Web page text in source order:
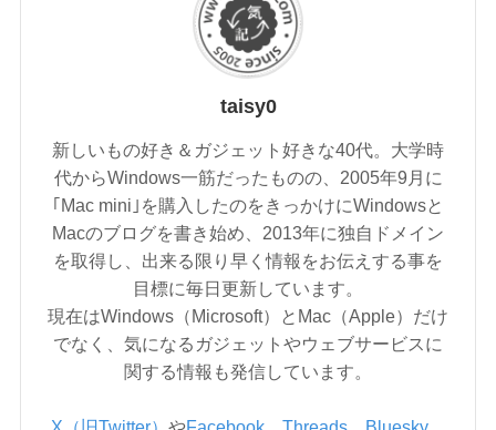
taisy0
新しいもの好き＆ガジェット好きな40代。大学時
代からWindows一筋だったものの、2005年9月に
｢Mac mini｣を購入したのをきっかけにWindowsと
Macのブログを書き始め、2013年に独自ドメイン
を取得し、出来る限り早く情報をお伝えする事を
目標に毎日更新しています。
現在はWindows（Microsoft）とMac（Apple）だけ
でなく、気になるガジェットやウェブサービスに
関する情報も発信しています。